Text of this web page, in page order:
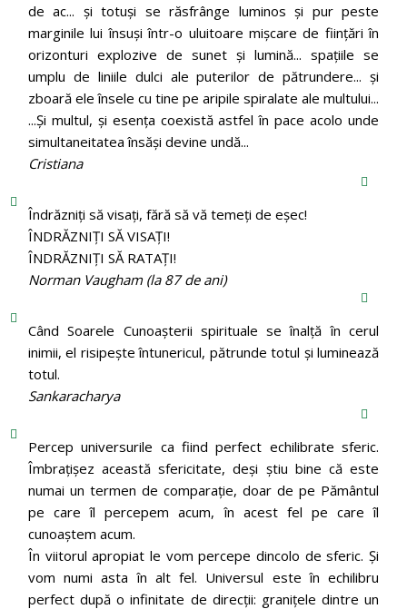
de ac... și totuși se răsfrânge luminos și pur peste
marginile lui însuși într-o uluitoare mișcare de ființări în
orizonturi explozive de sunet și lumină... spațiile se
umplu de liniile dulci ale puterilor de pătrundere... și
zboară ele însele cu tine pe aripile spiralate ale multului...
...Și multul, și esența coexistă astfel în pace acolo unde
simultaneitatea însăși devine undă...
Cristiana
Îndrăzniţi să visaţi, fără să vă temeţi de eşec!
ÎNDRĂZNIȚI SĂ VISAȚI!
ÎNDRĂZNIȚI SĂ RATAȚI!
Norman Vaugham (la 87 de ani)
Când Soarele Cunoaşterii spirituale se înalţă în cerul
inimii, el risipeşte întunericul, pătrunde totul şi luminează
totul.
Sankaracharya
Percep universurile ca fiind perfect echilibrate sferic.
Îmbrațișez această sfericitate, deși știu bine că este
numai un termen de comparație, doar de pe Pământul
pe care îl percepem acum, în acest fel pe care îl
cunoaștem acum.
În viitorul apropiat le vom percepe dincolo de sferic. Și
vom numi asta în alt fel. Universul este în echilibru
perfect după o infinitate de direcții: granițele dintre un